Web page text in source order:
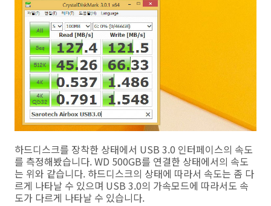
하드디스크를 장착한 상태에서 USB 3.0 인터페이스의 속도
를 측정해봤습니다. WD 500GB를 연결한 상태에서의 속도
는 위와 같습니다. 하드디스크의 상태에 따라서 속도는 좀 다
르게 나타날 수 있으며 USB 3.0의 가속모드에 따라서도 속
도가 다르게 나타날 수 있습니다.